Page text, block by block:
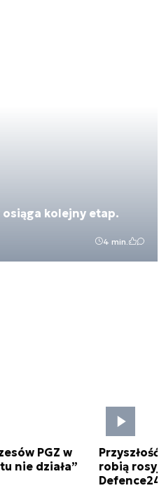
kolejny etap.
4 min.
PGZ w
nie działa”
robią